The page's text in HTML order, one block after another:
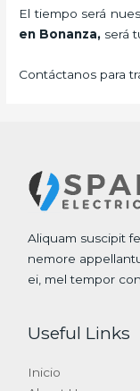
El tiempo será
en Bonanza, será
Contáctanos para
Aliquam suscipit
nemore
ei, mel tempor
Useful Links
Inicio